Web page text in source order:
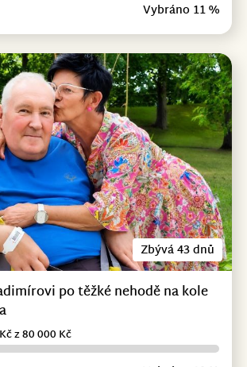
Vybráno 11 %
Zbývá 43 dnů
po těžké nehodě na kole
z 80 000 Kč